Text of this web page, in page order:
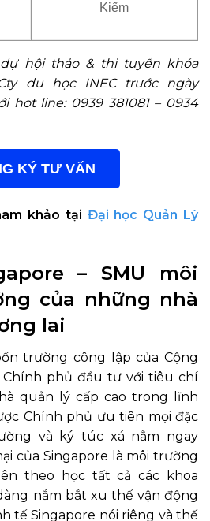
Kiếm
hội thảo & thi tuyển khóa
du học INEC trước ngày
hot line: 0939 381081 – 0934
KÝ TƯ VẤN
khảo tại Đại học Quản Lý
– SMU môi
của những nhà
lai
trường công lập của Cộng
Chính phủ đầu tư với tiêu chí
quản lý cấp cao trong lĩnh
Chính phủ ưu tiên mọi đặc
và ký túc xá nằm ngay
của Singapore là môi trường
theo học tất cả các khoa
nắm bắt xu thế vận động
tế Singapore nói riêng và thế